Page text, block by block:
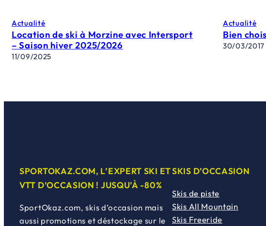
Actualité
Location de ski à Morzine avec Intersport
– Saison hiver 2025/2026
11/09/2025
Actualité
Bien
30/03/2017
SPORTOKAZ.COM, L’EXPERT SKI ET
VTT D’OCCASION ! JUSQU’À -80%
SportOkaz.com, skis d’occasion mais
aussi promotions et déstockage sur le
SKIS D’OCCASION
Skis de piste
Skis All Mountain
Skis Freeride